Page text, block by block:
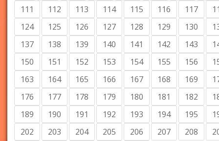
111
112 113 114 115 116 117
124
125 126 127 128 129 130
137
138 139 140 141 142 143
150
151 152 153 154 155 156
163
164 165 166 167 168 169
176
177 178 179 180 181 182
189
190 191 192 193 194 195
202
203 204 205 206 207 208